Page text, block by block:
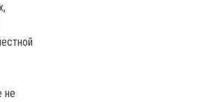
не